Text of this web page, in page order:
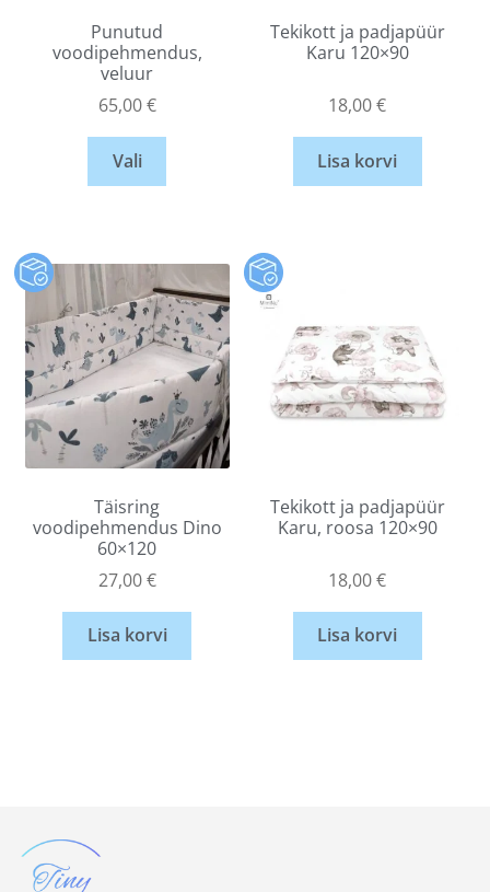
Punutud
voodipehmendus,
veluur
65,00€
Vali
Tekikott ja padjapüür
Karu 120×90
18,00€
Lisa korvi
Täisring
voodipehmendus Dino
60×120
27,00€
Lisa korvi
Tekikott ja padjapüür
Karu, roosa 120×90
18,00€
Lisa korvi